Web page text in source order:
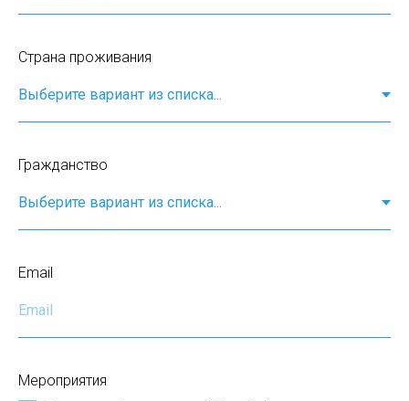
Страна проживания
Гражданство
Email
Мероприятия